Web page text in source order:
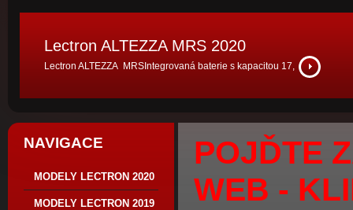
Lectron ALTEZZA MRS 2020
Lectron ALTEZZA MRSIntegrovaná baterie s kapacitou 17,
NAVIGACE
MODELY LECTRON 2020
MODELY LECTRON 2019
POJĎTE
WEB -